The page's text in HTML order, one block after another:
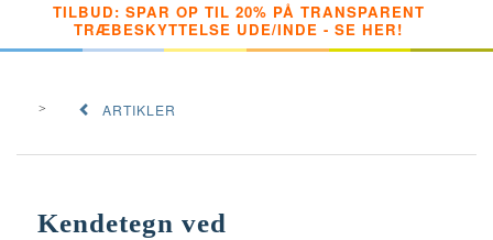
TILBUD: SPAR OP TIL 20% PÅ TRANSPARENT
TRÆBESKYTTELSE UDE/INDE - SE HER!
ARTIKLER
Kendetegn ved